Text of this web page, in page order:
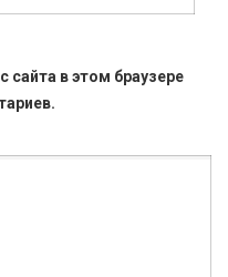
сайта в этом браузере